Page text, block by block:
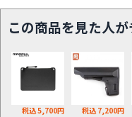
この商品を見た人
税込 5,700円 税込 7,200円